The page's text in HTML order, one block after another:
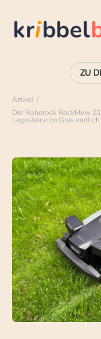
Artikel
Der Roborock RockMow
Legosteine im Gras